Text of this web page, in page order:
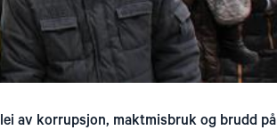
av korrupsjon, maktmisbruk og brudd på